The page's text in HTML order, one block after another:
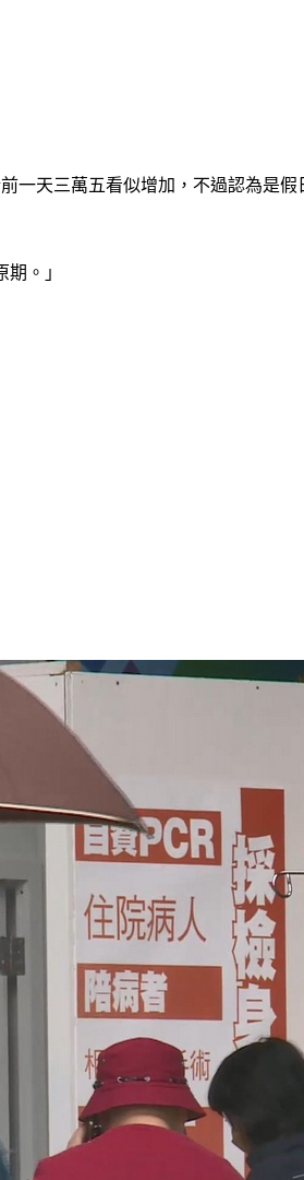
天三萬五看似增加，不過認為是
。」